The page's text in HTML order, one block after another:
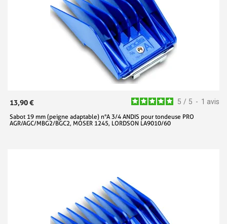
5 / 5 - 1 avis
13,90 €
Sabot 19 mm (peigne adaptable) n°A 3/4 ANDIS pour tondeuse PRO
AGR/AGC/MBG2/BGC2, MOSER 1245, LORDSON LA9010/60